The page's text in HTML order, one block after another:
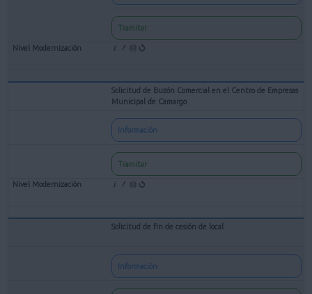
Tramitar
Solicitud de Buzón Comercial en el Centro de Empresas
Municipal de Camargo
Información
Tramitar
Solicitud de fin de cesión de local
Información